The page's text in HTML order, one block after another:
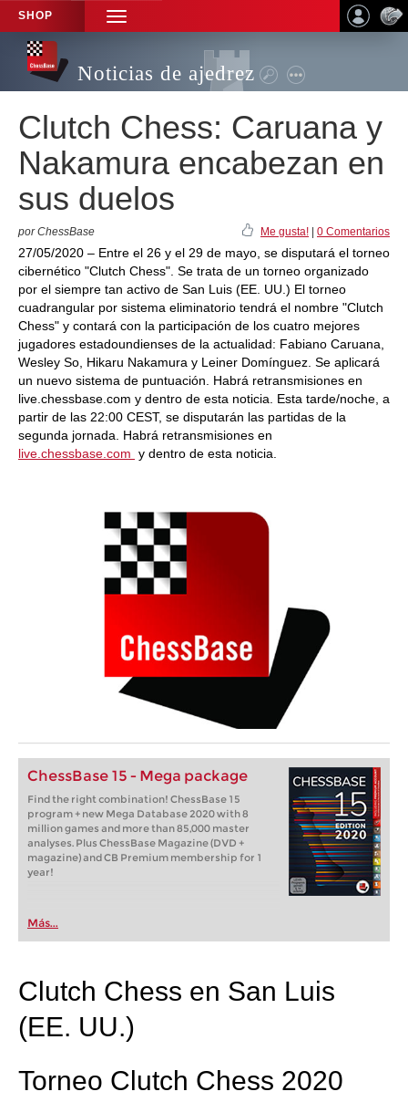
SHOP
TOGGLE
NAVIGATION
Noticias de ajedrez
Clutch Chess: Caruana y
Nakamura encabezan en
sus duelos
por ChessBase Me gusta! 0 Comentarios
27/05/2020 – Entre el 26 y el 29 de mayo, se disputará el torneo
cibernético "Clutch Chess". Se trata de un torneo organizado
por el siempre tan activo de San Luis (EE. UU.) El torneo
cuadrangular por sistema eliminatorio tendrá el nombre "Clutch
Chess" y contará con la participación de los cuatro mejores
jugadores estadoundienses de la actualidad: Fabiano Caruana,
Wesley So, Hikaru Nakamura y Leiner Domínguez. Se aplicará
un nuevo sistema de puntuación. Habrá retransmisiones en
live.chessbase.com y dentro de esta noticia. Esta tarde/noche, a
partir de las 22:00 CEST, se disputarán las partidas de la
segunda jornada. Habrá retransmisiones en
live.chessbase.com y dentro de esta noticia.
ChessBase 15 - Mega package
Find the right combination! ChessBase 15
program + new Mega Database 2020 with 8
million games and more than 85,000 master
analyses. Plus ChessBase Magazine (DVD +
magazine) and CB Premium membership for 1
year!
Más...
Clutch Chess en San Luis
(EE. UU.)
Torneo Clutch Chess 2020